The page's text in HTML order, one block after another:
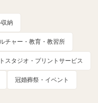
納
チャー・教育・教習所
スタジオ・プリントサービス
冠婚葬祭・イベント